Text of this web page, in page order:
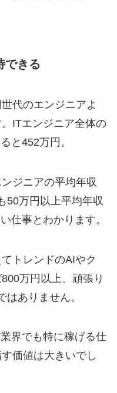
できる
代のエンジニアよ
ITエンジニア全体の
と452万円。
ジニアの平均年収
50万円以上平均年収
仕事とわかります。
トレンドのAIやク
万円以上、頑張り
ありません。
界でも特に稼げる仕
価値は大きいでし